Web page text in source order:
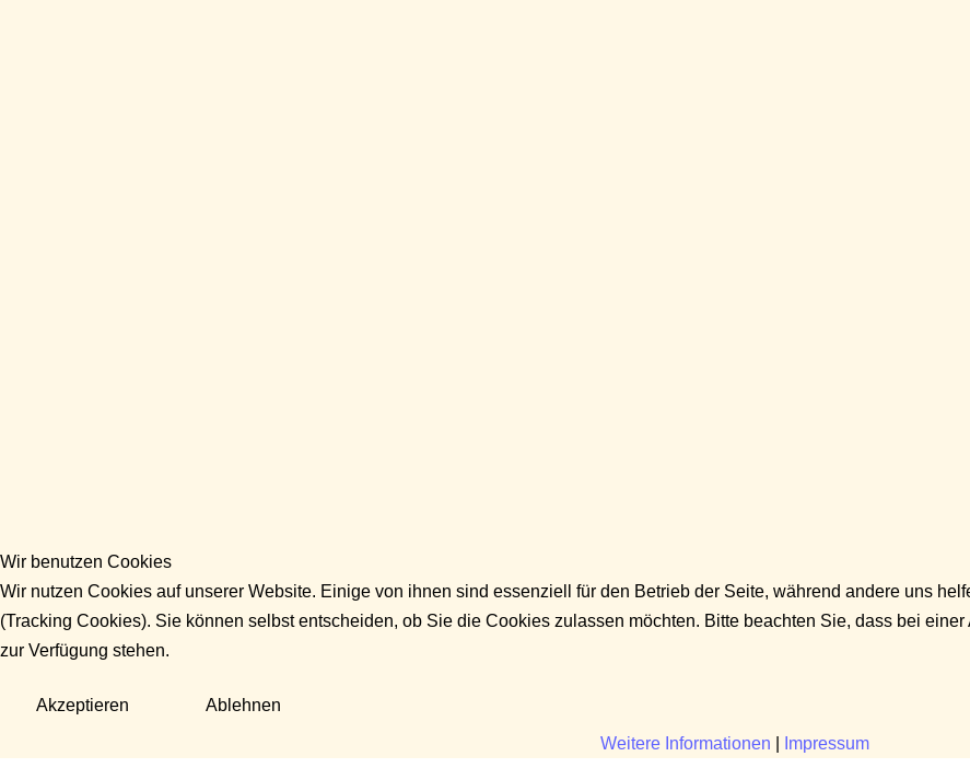
Wir benutzen Cookies
Wir nutzen Cookies auf unserer Website. Einige von ihnen sind essenziell für den Betrieb der Seite, während andere uns
(Tracking Cookies). Sie können selbst entscheiden, ob Sie die Cookies zulassen möchten. Bitte beachten Sie, dass bei
zur Verfügung stehen.
Akzeptieren Ablehnen
Weitere Informationen Impressum